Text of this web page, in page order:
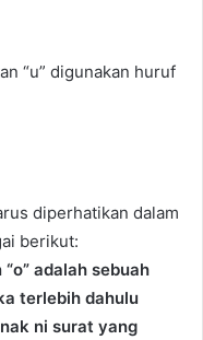
“u” digunakan huruf
diperhatikan dalam
berikut:
adalah sebuah
terlebih dahulu
ni surat yang